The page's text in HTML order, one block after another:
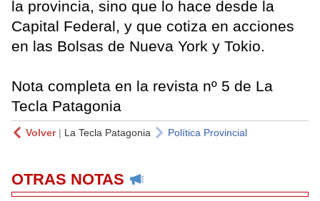
la provincia, sino que lo hace desde la
Capital Federal, y que cotiza en acciones
en las Bolsas de Nueva York y Tokio.
Nota completa en la revista nº 5 de La
Tecla Patagonia
Volver| La Tecla Patagonia Política Provincial
OTRAS NOTAS